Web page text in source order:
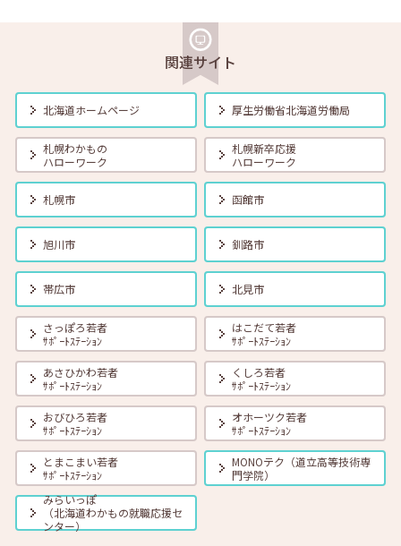
【オンライン】2月16日（月）採用につながる応募書類の書き方 14:00
2026年02月01日(日) セミナー 在職者 学生 求職者
【帯広・対面】2月17日（火）就勝塾 ビジネスマナーと社会人基礎力
11:00～11:40
2026年02月01日(日) 在職者 学生
【北見・対面】2月18日（水）就勝塾 コミュニケーションUP！伝え
る・伝わる 表現力 13:30～14:30
2026年02月01日(日) 在職者 学生
【釧路・対面】2月19日（木）就勝塾 仕事で使えるExcel講座 13:30～
14:30
2026年02月01日(日) 在職者 学生
【オンライン】2月20日（金）自分らしく生きる仕事選び 14:00～
14:30
2026年02月01日(日) 在職者 学生 求職者
【函館・対面】2月25日（水）就勝塾 こころの健康セルフケア 13:30
～14:30
関連サイト
北海道ホームページ 厚生労働省北海道労働局
札幌わかもの
ハローワーク
札幌新卒応援
ハローワーク
札幌市 函館市
旭川市 釧路市
帯広市 北見市
さっぽろ若者
ｻﾎﾟｰﾄｽﾃｰｼｮﾝ
はこだて若者
ｻﾎﾟｰﾄｽﾃｰｼｮﾝ
あさひかわ若者
ｻﾎﾟｰﾄｽﾃｰｼｮﾝ
くしろ若者
ｻﾎﾟｰﾄｽﾃｰｼｮﾝ
おびひろ若者
ｻﾎﾟｰﾄｽﾃｰｼｮﾝ
オホーツク若者
ｻﾎﾟｰﾄｽﾃｰｼｮﾝ
とまこまい若者
ｻﾎﾟｰﾄｽﾃｰｼｮﾝ
MONOテク（道立高等技術専
門学院）
みらいっぽ
（北海道わかもの就職応援セ
ンター）